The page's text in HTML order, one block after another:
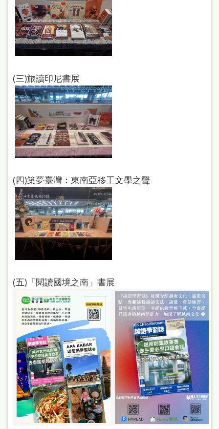
處
理
辦
法
絡
我
們
(三)旅讀印尼書展
(四)築夢臺灣：東南亞移工文學之聲
(五)「閱讀國境之南」書展